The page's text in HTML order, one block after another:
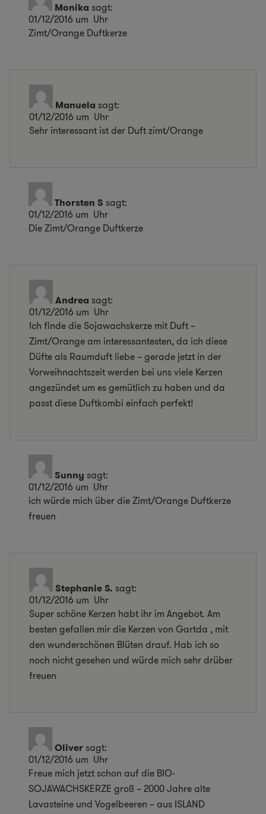
Monika sagt:
01/12/2016 um Uhr
Zimt/Orange Duftkerze
Manuela sagt:
01/12/2016 um Uhr
Sehr interessant ist der Duft zimt/Orange
Thorsten S sagt:
01/12/2016 um Uhr
Die Zimt/Orange Duftkerze
Andrea sagt:
01/12/2016 um Uhr
Ich finde die Sojawachskerze mit Duft –
Zimt/Orange am interessantesten, da ich diese
Düfte als Raumduft liebe – gerade jetzt in der
Vorweihnachtszeit werden bei uns viele Kerzen
angezündet um es gemütlich zu haben und da
passt diese Duftkombi einfach perfekt!
Sunny sagt:
01/12/2016 um Uhr
ich würde mich über die Zimt/Orange Duftkerze
freuen
Stephanie S. sagt:
01/12/2016 um Uhr
Super schöne Kerzen habt ihr im Angebot. Am
besten gefallen mir die Kerzen von Gartda , mit
den wunderschönen Blüten drauf. Hab ich so
noch nicht gesehen und würde mich sehr drüber
freuen
Oliversagt:
01/12/2016 um Uhr
Freue mich jetzt schon auf die BIO-
SOJAWACHSKERZE groß – 2000 Jahre alte
Lavasteine und Vogelbeeren – aus ISLAND